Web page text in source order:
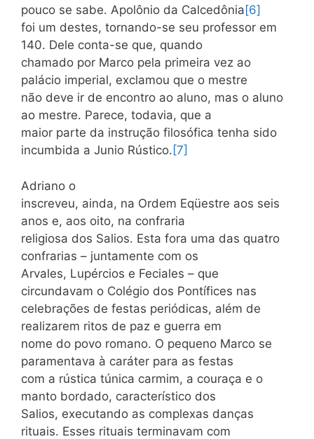
pouco se sabe. Apolônio da Calcedônia [6]
foi um destes, tornando-se seu professor em
140. Dele conta-se que, quando
chamado por Marco pela primeira vez ao
palácio imperial, exclamou que o mestre
não deve ir de encontro ao aluno, mas o aluno
ao mestre. Parece, todavia, que a
maior parte da instrução filosófica tenha sido
incumbida a Junio Rústico. [7]
Adriano o
inscreveu, ainda, na Ordem Eqüestre aos seis
anos e, aos oito, na confraria
religiosa dos Salios. Esta fora uma das quatro
confrarias – juntamente com os
Arvales, Lupércios e Feciales – que
circundavam o Colégio dos Pontífices nas
celebrações de festas periódicas, além de
realizarem ritos de paz e guerra em
nome do povo romano. O pequeno Marco se
paramentava à caráter para as festas
com a rústica túnica carmim, a couraça e o
manto bordado, característico dos
Salios, executando as complexas danças
rituais. Esses rituais terminavam com